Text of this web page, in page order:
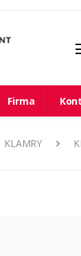
Firma
KLAMRY